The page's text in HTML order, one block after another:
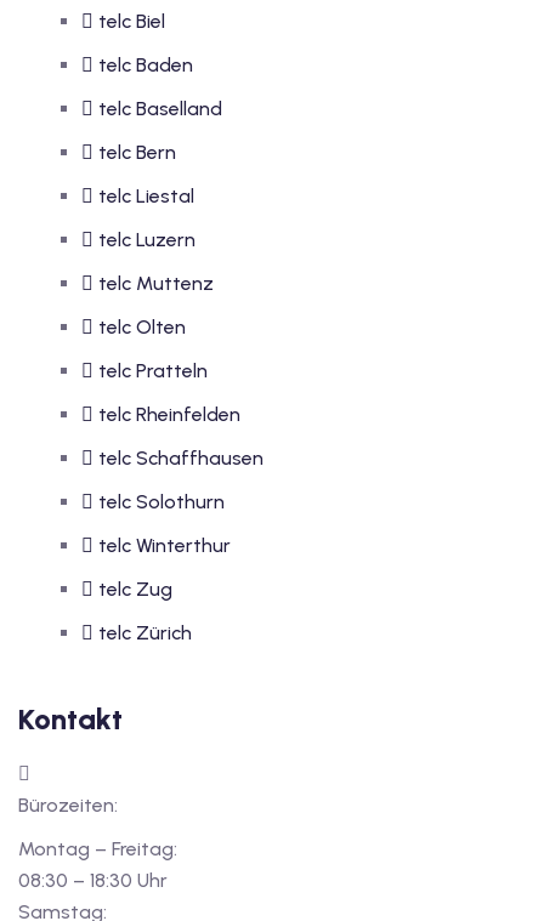
telc Biel
telc Baden
telc Baselland
telc Bern
telc Liestal
telc Luzern
telc Muttenz
telc Olten
telc Pratteln
telc Rheinfelden
telc Schaffhausen
telc Solothurn
telc Winterthur
telc Zug
telc Zürich
Kontakt
Bürozeiten:
Montag – Freitag:
08:30 – 18:30 Uhr
Samstag: